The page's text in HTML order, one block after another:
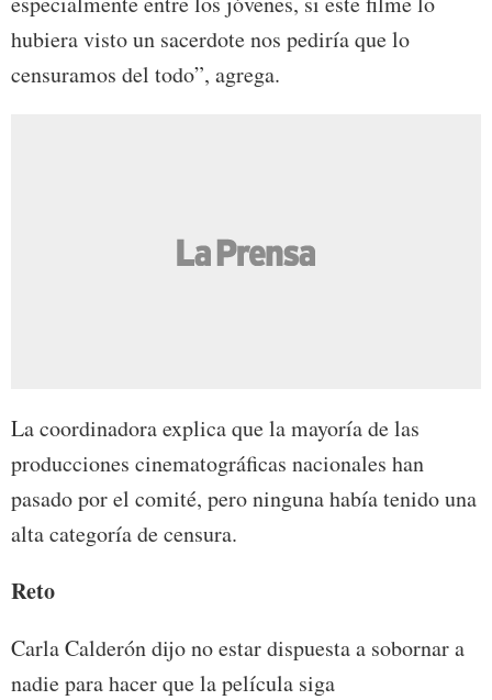
hubiera visto un sacerdote nos pediría que lo
censuramos del todo”, agrega.
La coordinadora explica que la mayoría de las
producciones cinematográficas nacionales han
pasado por el comité, pero ninguna había tenido una
alta categoría de censura.
Reto
Carla Calderón dijo no estar dispuesta a sobornar a
nadie para hacer que la película siga